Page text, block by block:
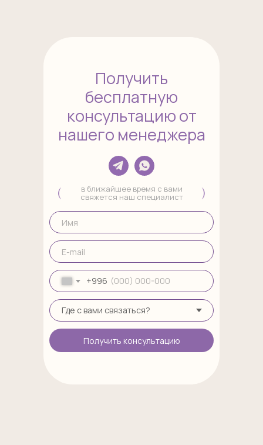
Получить
бесплатную
консультацию от
нашего менеджера
в ближайшее время с вами
свяжется наш специалист
+996
Получить консультацию